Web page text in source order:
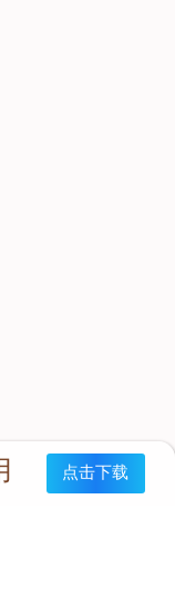
联系我们